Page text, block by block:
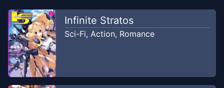
Chapter5.2
arlas
Chapter5.1
arlas
Infinite Stratos
Sci-Fi, Action, Romance